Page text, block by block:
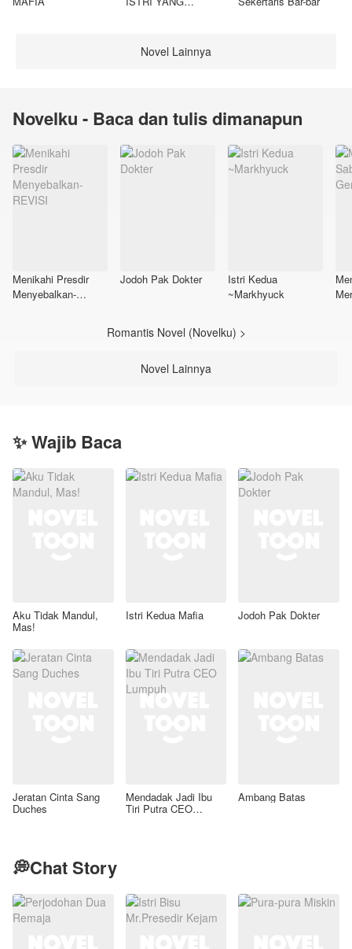
Novel Lainnya
Novelku - Baca dan tulis dimanapun
Menikahi Presdir
Menyebalkan-
Jodoh Pak Dokter
Istri Kedua
~Markhyuck
Romantis Novel (Novelku) >
Novel Lainnya
✨ Wajib Baca
Aku Tidak Mandul,
Mas!
Istri Kedua Mafia Jodoh Pak Dokter
Jeratan Cinta Sang
Duches
Mendadak Jadi Ibu
Tiri Putra CEO
Ambang Batas
💭Chat Story